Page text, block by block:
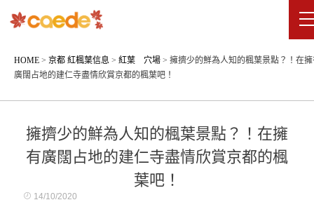
HOME > 京都 紅楓葉信息 > 紅葉 穴場 > 擁擠少的鮮為人知的楓葉景點？！在
廣闊占地的建仁寺盡情欣賞京都的楓葉吧！
擁擠少的鮮為人知的楓葉景點？！在擁
有廣闊占地的建仁寺盡情欣賞京都的楓
葉吧！
14/10/2020